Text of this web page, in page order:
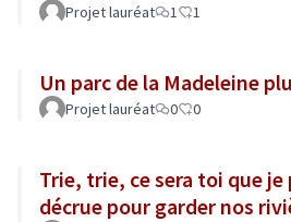
Projet lauréat 1 1
Un parc de la Madeleine
Projet lauréat 0 0
Trie, trie, ce sera toi que je
décrue pour garder nos